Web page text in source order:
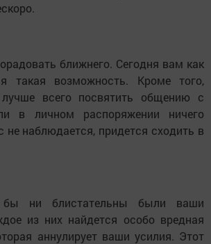
ближнего. Сегодня вам как
такая возможность. Кроме того,
всего посвятить общению с
в личном распоряжении ничего
не наблюдается, придется сходить в
бы ни блистательны были ваши
из них найдется особо вредная
аннулирует ваши усилия. Этот